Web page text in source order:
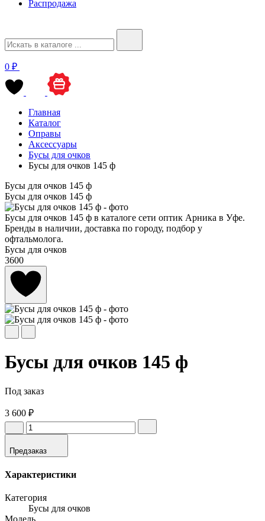
Распродажа
0 ₽
Главная
Каталог
Оправы
Аксессуары
Бусы для очков
Бусы для очков 145 ф
Бусы для очков 145 ф
Бусы для очков 145 ф
Бусы для очков 145 ф в каталоге сети оптик Арника в Уфе.
Бренды в наличии, доставка по городу, подбор у
офтальмолога.
Бусы для очков
3600
Бусы для очков 145 ф
Под заказ
3 600 ₽
Предзаказ
Характеристики
Категория
Бусы для очков